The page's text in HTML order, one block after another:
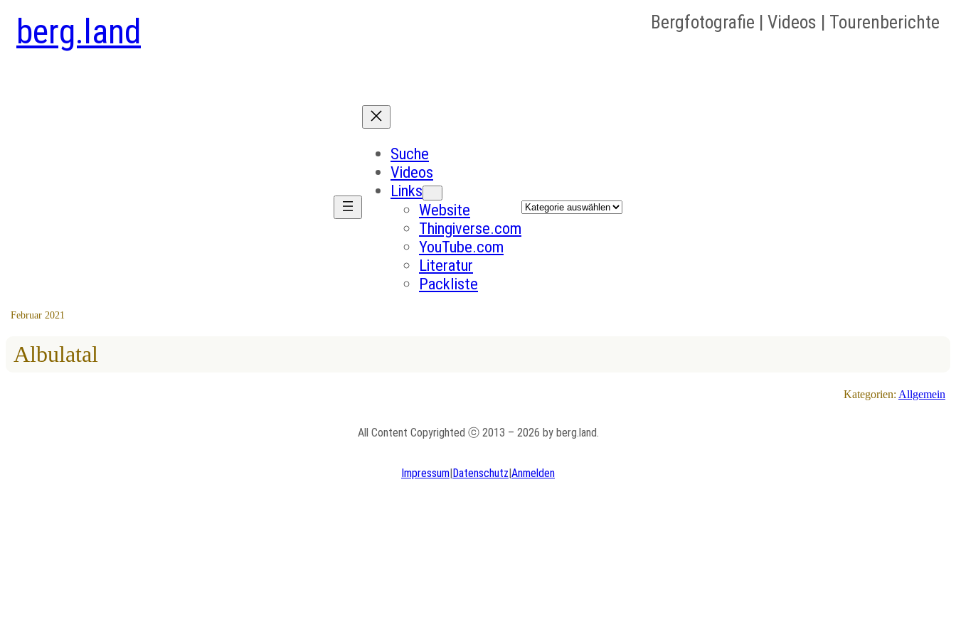
berg.land Bergfotografie | Videos | Tourenberichte
Suche
Videos
Links
Website
Thingiverse.com
YouTube.com
Literatur
Packliste
Kategorien
Februar 2021
Albulatal
Kategorien: Allgemein
All Content Copyrighted ⓒ 2013 – 2026 by berg.land.
Impressum|Datenschutz|Anmelden